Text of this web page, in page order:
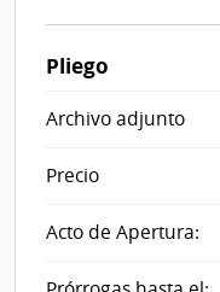
Pliego
Archivo adjunto
Precio
Acto de Apertura: